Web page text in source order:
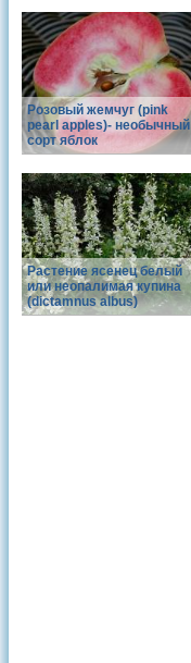
Розовый жемчуг (pink
pearl apples)- необычный
сорт яблок
Растение ясенец белый
или неопалимая купина
(dictamnus albus)